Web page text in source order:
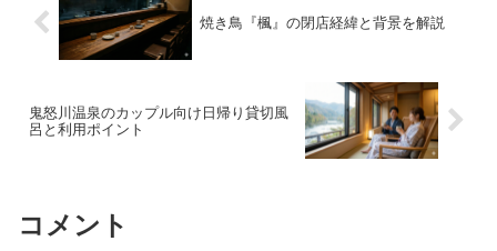
焼き鳥『楓』の閉店経緯と背景を解説
鬼怒川温泉のカップル向け日帰り貸切風
呂と利用ポイント
コメント